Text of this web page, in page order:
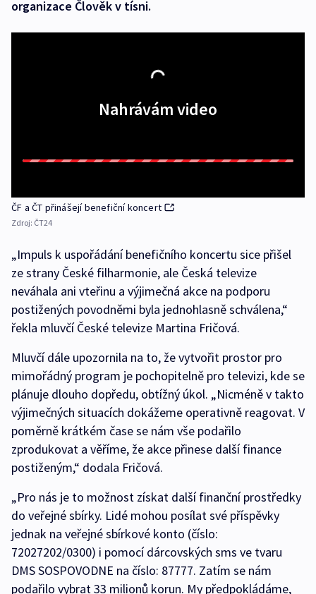
organizace Člověk v tísni.
Nahrávám video
ČF a ČT přinášejí benefiční koncert
Zdroj: ČT24
„Impuls k uspořádání benefičního koncertu sice přišel
ze strany České filharmonie, ale Česká televize
neváhala ani vteřinu a výjimečná akce na podporu
postižených povodněmi byla jednohlasně schválena,“
řekla mluvčí České televize Martina Fričová.
Mluvčí dále upozornila na to, že vytvořit prostor pro
mimořádný program je pochopitelně pro televizi, kde se
plánuje dlouho dopředu, obtížný úkol. „Nicméně v takto
výjimečných situacích dokážeme operativně reagovat. V
poměrně krátkém čase se nám vše podařilo
zprodukovat a věříme, že akce přinese další finance
postiženým,“ dodala Fričová.
„Pro nás je to možnost získat další finanční prostředky
do veřejné sbírky. Lidé mohou posílat své příspěvky
jednak na veřejné sbírkové konto (číslo:
72027202/0300) i pomocí dárcovských sms ve tvaru
DMS SOSPOVODNE na číslo: 87777. Zatím se nám
podařilo vybrat 33 milionů korun. My předpokládáme,